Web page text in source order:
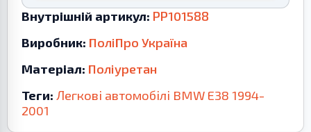
Внутрішній артикул: PP101588
Виробник: ПоліПро Україна
Матеріал: Поліуретан
Теги: Легкові автомобілі BMW E38 1994-
2001